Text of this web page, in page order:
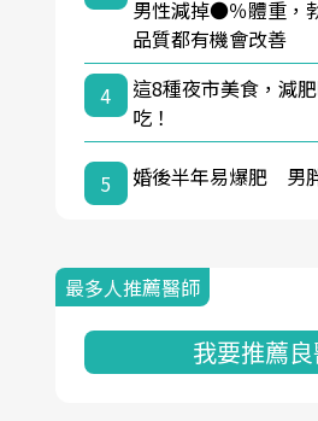
男性減掉●％體重，
品質都有機會改善
4
這8種夜市美食，減
吃！
5 婚後半年易爆肥 男
最多人推薦醫師
我要推薦